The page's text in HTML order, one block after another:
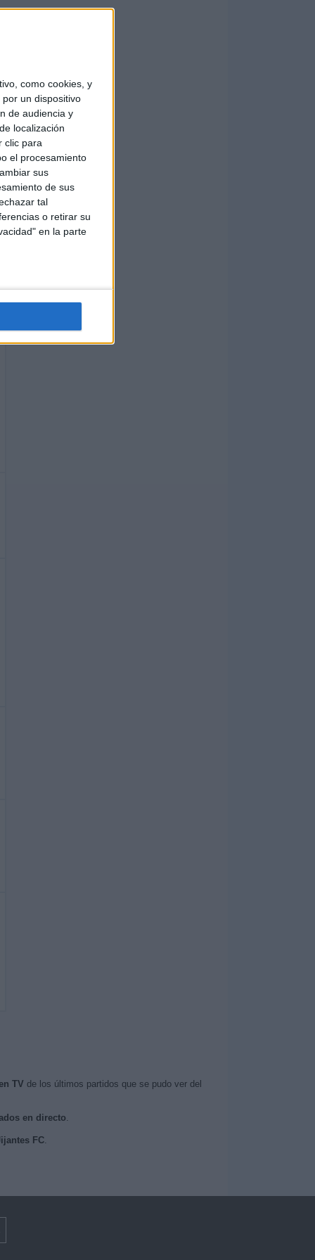
como cookies, y
un dispositivo
de audiencia y
localización
clic para
el procesamiento
sus
de sus
tal
o retirar su
en la parte
TV de los últimos partidos que se pudo ver del
en directo.
FC.